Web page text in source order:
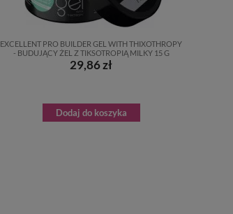
EXCELLENT PRO BUILDER GEL WITH THIXOTHROPY
- BUDUJĄCY ŻEL Z TIKSOTROPIĄ MILKY 15 G
29,86 zł
Dodaj do koszyka